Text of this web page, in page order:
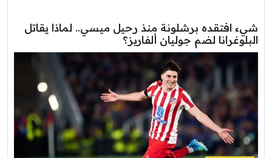
شيء افتقده برشلونة منذ رحيل ميسي.. لماذا يقاتل
البلوغرانا لضم جوليان ألفاريز؟